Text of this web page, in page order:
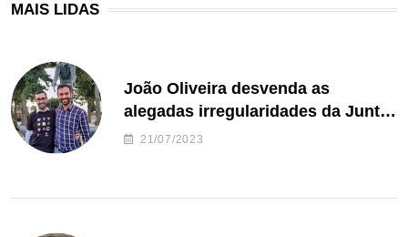
MAIS LIDAS
João Oliveira desvenda as
alegadas irregularidades da Junta
de Freguesia S. João de Ver
21/07/2023